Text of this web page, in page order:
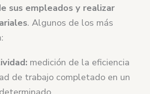
sus empleados y realizar
. Algunos de los más
medición de la eficiencia
de trabajo completado en un